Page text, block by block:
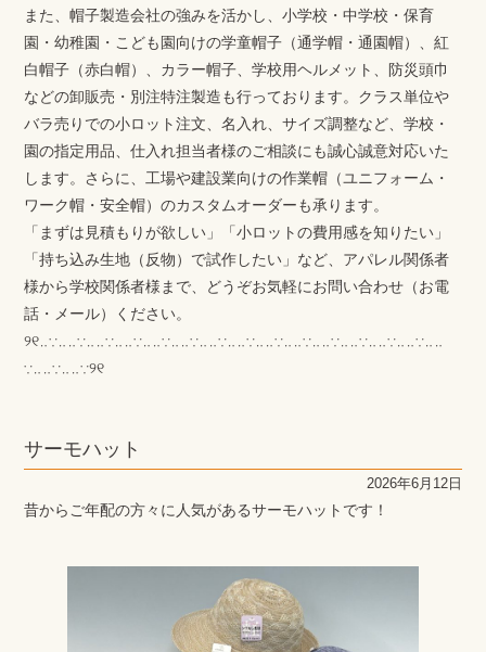
また、帽子製造会社の強みを活かし、小学校・中学校・保育
園・幼稚園・こども園向けの学童帽子（通学帽・通園帽）、紅
白帽子（赤白帽）、カラー帽子、学校用ヘルメット、防災頭巾
などの卸販売・別注特注製造も行っております。クラス単位や
バラ売りでの小ロット注文、名入れ、サイズ調整など、学校・
園の指定用品、仕入れ担当者様のご相談にも誠心誠意対応いた
します。さらに、工場や建設業向けの作業帽（ユニフォーム・
ワーク帽・安全帽）のカスタムオーダーも承ります。
「まずは見積もりが欲しい」「小ロットの費用感を知りたい」
「持ち込み生地（反物）で試作したい」など、アパレル関係者
様から学校関係者様まで、どうぞお気軽にお問い合わせ（お電
話・メール）ください。
୨୧‥∵‥‥∵‥‥∵‥‥∵‥‥∵‥‥∵‥‥∵‥‥∵‥‥∵‥‥∵‥‥∵‥‥∵‥‥∵‥‥∵‥‥
∵‥‥∵‥‥∵୨୧
サーモハット
2026年6月12日
昔からご年配の方々に人気があるサーモハットです！